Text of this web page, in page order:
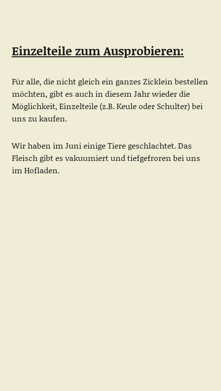
Einzelteile zum Ausprobieren:
Für alle, die nicht gleich ein ganzes Zicklein bestellen
möchten, gibt es auch in diesem Jahr wieder die
Möglichkeit, Einzelteile (z.B. Keule oder Schulter) bei
uns zu kaufen.
Wir haben im Juni einige Tiere geschlachtet. Das
Fleisch gibt es vakuumiert und tiefgefroren bei uns
im Hofladen.